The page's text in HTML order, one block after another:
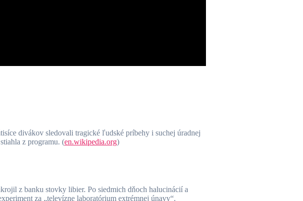
divákov sledovali tragické ľudské príbehy i suchej úradnej
z programu. (en.wikipedia.org)
z banku stovky libier. Po siedmich dňoch halucinácií a
za „televízne laboratórium extrémnej únavy“.